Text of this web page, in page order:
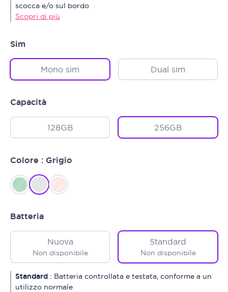
scocca e/o sul bordo
Scopri di più
Sim
Mono sim Dual sim
Capacità
128GB 256GB
Colore : Grigio
Batteria
Nuova
Non disponibile
Standard
Non disponibile
Standard : Batteria controllata e testata, conforme a un
utilizzo normale